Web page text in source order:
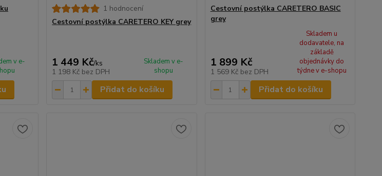
v e-
1 hodnocení
Cestovní postýlka CARETERO KEY grey
1 449 Kč/ks
1 198 Kč bez DPH
Skladem v e-
shopu
Přidat do košíku
Cestovní postýlka CARETERO BASIC
grey
1 899 Kč
1 569 Kč bez DPH
Skladem u
dodavatele, na
základě
objednávky do
týdne v e-shopu
Přidat do košíku